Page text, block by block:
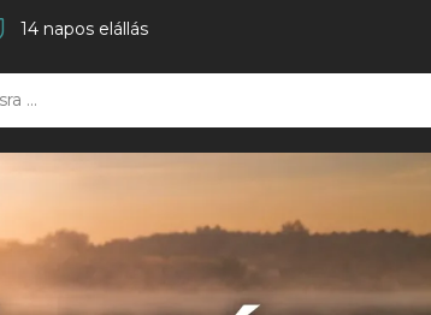
14 napos elállás